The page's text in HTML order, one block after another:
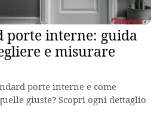
porte interne: guida
e misurare
porte interne e come
giuste? Scopri ogni dettaglio